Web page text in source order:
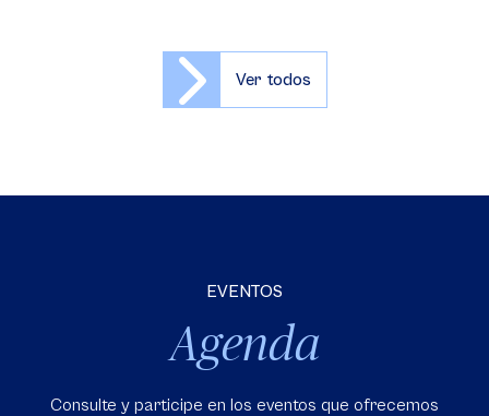
Ver todos
EVENTOS
Agenda
Consulte y participe en los eventos que ofrecemos